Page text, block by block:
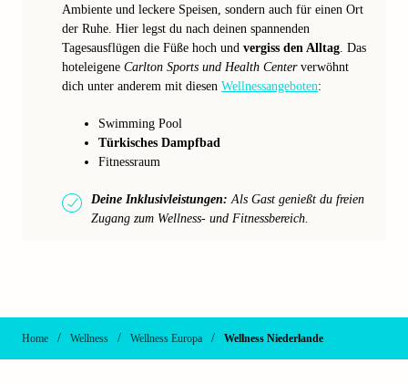
Ambiente und leckere Speisen, sondern auch für einen Ort
der Ruhe. Hier legst du nach deinen spannenden
Tagesausflügen die Füße hoch und vergiss den Alltag. Das
hoteleigene Carlton Sports und Health Centerverwöhnt
dich unter anderem mit diesen Wellnessangeboten:
Swimming Pool
Türkisches Dampfbad
Fitnessraum
Deine Inklusivleistungen: Als Gast genießt du freien
Zugang zum Wellness- und Fitnessbereich.
Home / Wellness / Wellness Europa / Wellness Niederlande